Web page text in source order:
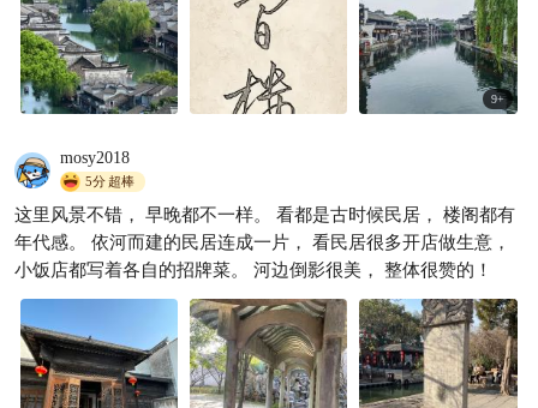
合。房屋傍河而筑，有的筑骑楼充分利用空间，有的楼前连披
檐，方便行人，雨季可避雨，夏季能遮阳。封火山墙形式多样，
有三叠式马头墙、琵琶式山墙等，高低错落，极富情趣，各楼之
间还有券门相隔，把人们的视线引向纵深。 - 历史文化底蕴深
闻名，其历史可以追溯到明代万历年间，见证了南浔古镇的繁荣
发展，是研究江南水乡建筑和商帮文化的重要实物资料。 - 水乡
风光优美：百间楼沿河而建，长约400米，河水清澈，波光粼
粼。两岸的白墙黑瓦建筑连绵不绝，与河面上的石桥、摇橹船等
相互映衬，构成了一幅如诗如画的江南水乡美景。 - 生活气息
厚的生活气息。你可以看到居民在河边洗衣、聊天，孩子们在巷
子里玩耍，还可以品尝到当地的特色小吃和传统菜肴，感受到江
南水乡的独特韵味。 - 适合摄影创作：百间楼是摄影爱好者的天
堂，这里的建筑、水乡风光和生活场景都是很好的拍摄题材。无
9+
mosy2018
5分超棒
这里风景不错， 早晚都不一样。 看都是古时候民居， 楼阁都有
年代感。 依河而建的民居连成一片， 看民居很多开店做生意，
小饭店都写着各自的招牌菜。 河边倒影很美， 整体很赞的！